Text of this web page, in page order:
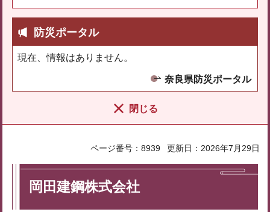
防災ポータル
現在、情報はありません。
奈良県防災ポータル
閉じる
ページ番号：8939 更新日：2026年7月29日
岡田建鋼株式会社